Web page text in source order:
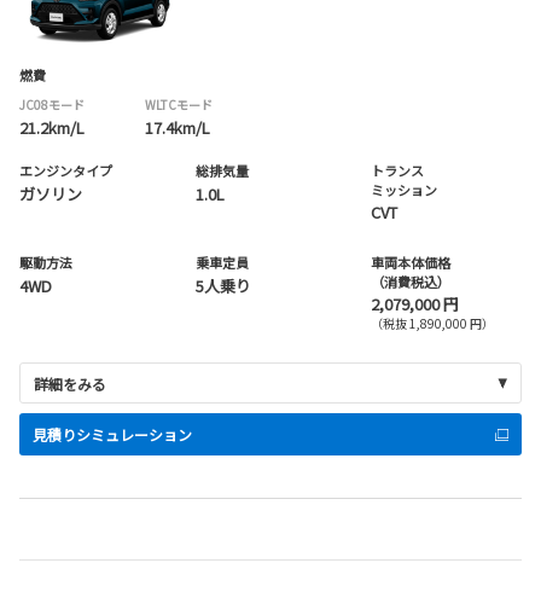
燃費
JC08モード
21.2km/L
WLTCモード
17.4km/L
エンジンタイプ
ガソリン
総排気量
1.0L
トランス
ミッション
CVT
駆動方法
4WD
乗車定員
5人乗り
車両本体価格
（消費税込）
2,079,000 円
（税抜 1,890,000 円）
詳細をみる
見積りシミュレーション